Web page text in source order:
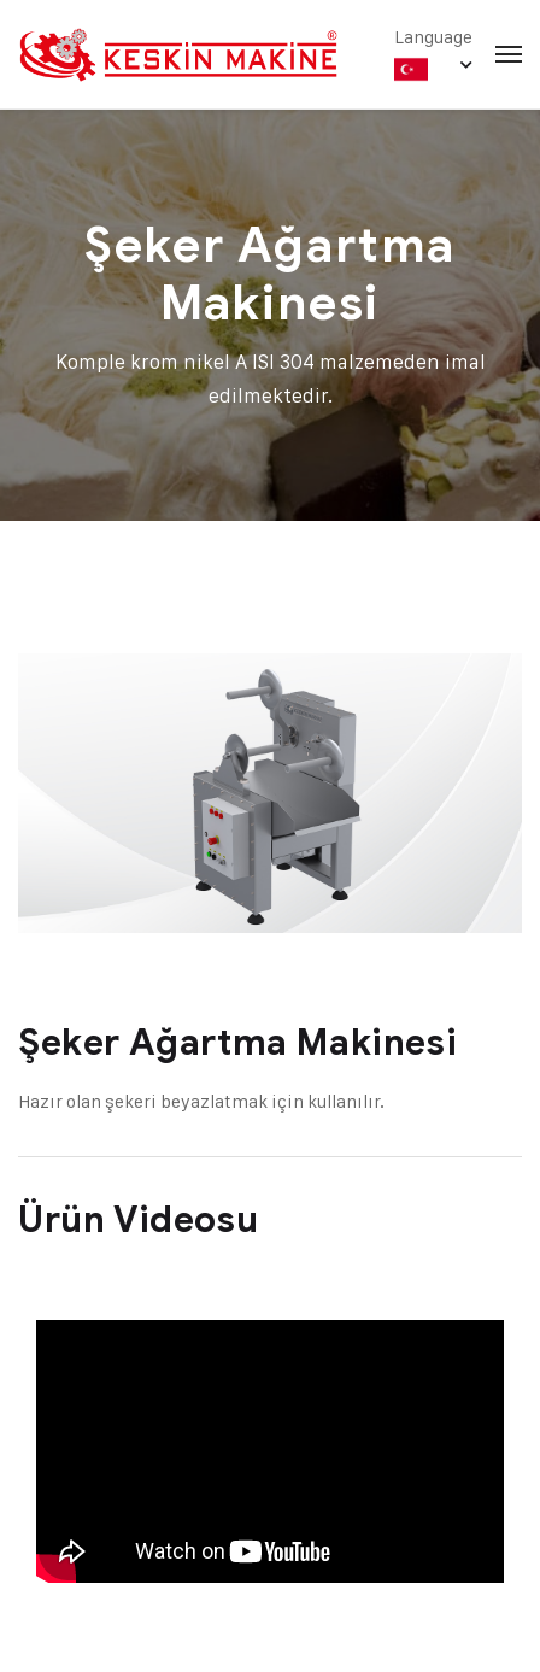
Language
Şeker Ağartma
Makinesi
Komple krom nikel A ISI 304 malzemeden imal
edilmektedir.
Şeker Ağartma Makinesi
Hazır olan şekeri beyazlatmak için kullanılır.
Ürün Videosu